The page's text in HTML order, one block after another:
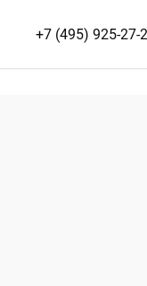
+7 (495) 925-27-